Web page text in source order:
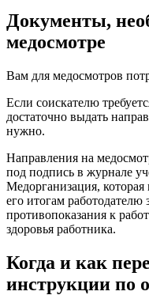
Документы,
медосмотре
Вам для медосмотров
Если соискателю
достаточно выдать
нужно.
Направления на
под подпись в журнале
Медорганизация,
его итогам
противопоказания к
здоровья работника.
Когда и как
инструкции по